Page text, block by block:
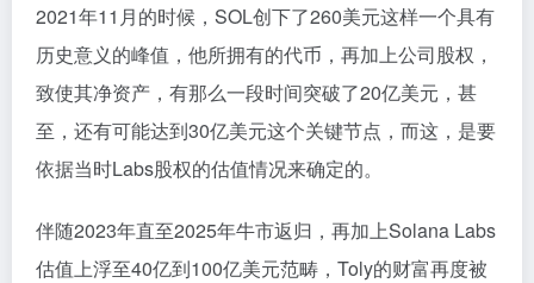
2021年11月的时候，SOL创下了260美元这样一个具有
历史意义的峰值，他所拥有的代币，再加上公司股权，
致使其净资产，有那么一段时间突破了20亿美元，甚
至，还有可能达到30亿美元这个关键节点，而这，是要
依据当时Labs股权的估值情况来确定的。
伴随2023年直至2025年牛市返归，再加上Solana Labs
估值上浮至40亿到100亿美元范畴，Toly的财富再度被